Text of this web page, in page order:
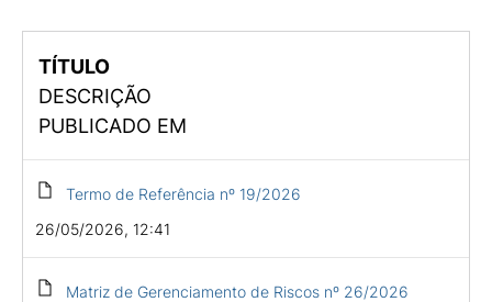
TÍTULO
DESCRIÇÃO
PUBLICADO EM
Termo de Referência nº 19/2026
26/05/2026, 12:41
Matriz de Gerenciamento de Riscos nº 26/2026